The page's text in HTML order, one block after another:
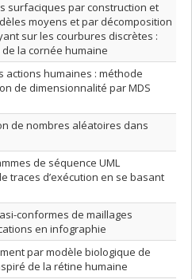
surfaciques par construction et
moyens et par décomposition
sur les courbures discrètes :
de la cornée humaine
actions humaines : méthode
de dimensionnalité par MDS
de nombres aléatoires dans
de séquence UML
traces d’exécution en se basant
conformes de maillages
en infographie
par modèle biologique de
de la rétine humaine